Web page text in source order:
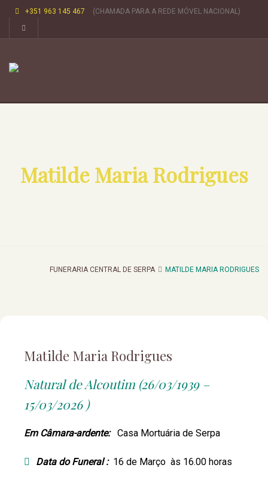
+351 963 145 467 (CHAMADA PARA A REDE MÓVEL NACIONAL)
Matilde Maria Rodrigues
FUNERARIA CENTRAL DE SERPA MATILDE MARIA RODRIGUES
Matilde Maria Rodrigues
Natural de Alcoutim (26/03/1939 –
15/03/2026 )
Em Câmara-ardente: Casa Mortuária de Serpa
Data do Funeral : 16 de Março às 16.00 horas